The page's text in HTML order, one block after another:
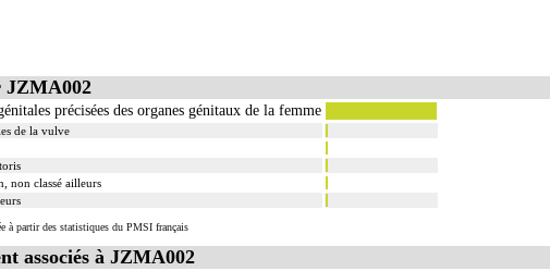
JZMA002
précisées des organes génitaux de la femme
de la vulve
non classé ailleurs
à partir des statistiques du PMSI français
associés à JZMA002